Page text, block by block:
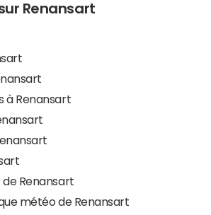
Renansart
à Renansart
Renansart
météo de Renansart